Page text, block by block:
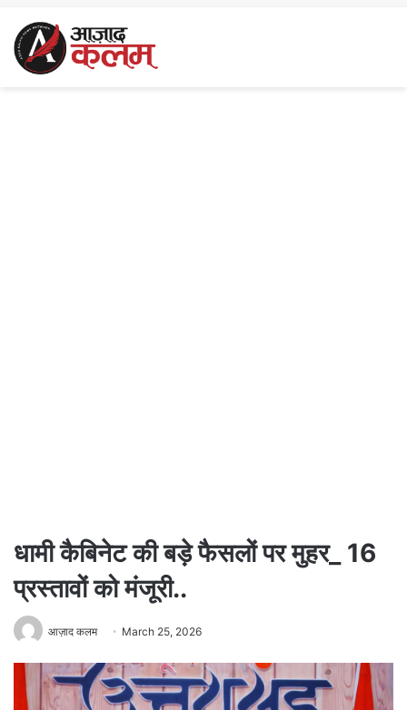
धामी कैबिनेट की बड़े फैसलों पर मुहर_ 16
प्रस्तावों को मंजूरी..
आज़ाद कलम March 25, 2026